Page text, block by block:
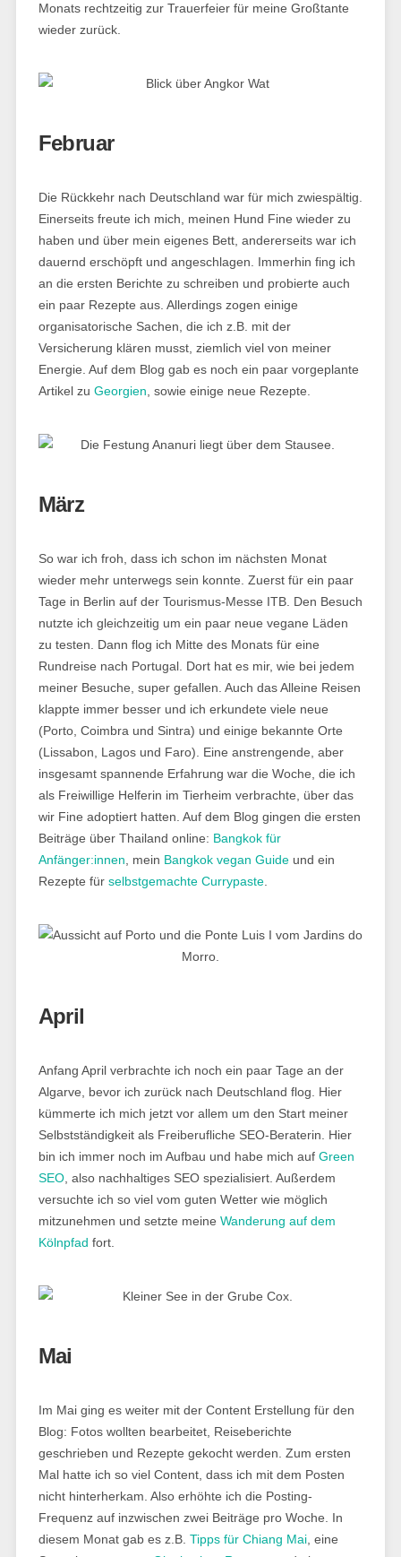
Monats rechtzeitig zur Trauerfeier für meine Großtante
wieder zurück.
Februar
Die Rückkehr nach Deutschland war für mich zwiespältig.
Einerseits freute ich mich, meinen Hund Fine wieder zu
haben und über mein eigenes Bett, andererseits war ich
dauernd erschöpft und angeschlagen. Immerhin fing ich
an die ersten Berichte zu schreiben und probierte auch
ein paar Rezepte aus. Allerdings zogen einige
organisatorische Sachen, die ich z.B. mit der
Versicherung klären musst, ziemlich viel von meiner
Energie. Auf dem Blog gab es noch ein paar vorgeplante
Artikel zu Georgien , sowie einige neue Rezepte.
März
So war ich froh, dass ich schon im nächsten Monat
wieder mehr unterwegs sein konnte. Zuerst für ein paar
Tage in Berlin auf der Tourismus-Messe ITB. Den Besuch
nutzte ich gleichzeitig um ein paar neue vegane Läden
zu testen. Dann flog ich Mitte des Monats für eine
Rundreise nach Portugal. Dort hat es mir, wie bei jedem
meiner Besuche, super gefallen. Auch das Alleine Reisen
klappte immer besser und ich erkundete viele neue
(Porto, Coimbra und Sintra) und einige bekannte Orte
(Lissabon, Lagos und Faro). Eine anstrengende, aber
insgesamt spannende Erfahrung war die Woche, die ich
als Freiwillige Helferin im Tierheim verbrachte, über das
wir Fine adoptiert hatten. Auf dem Blog gingen die ersten
Beiträge über Thailand online: Bangkok für
Anfänger:innen , mein Bangkok vegan Guideund ein
Rezepte für selbstgemachte Currypaste.
April
Anfang April verbrachte ich noch ein paar Tage an der
Algarve, bevor ich zurück nach Deutschland flog. Hier
kümmerte ich mich jetzt vor allem um den Start meiner
Selbstständigkeit als Freiberufliche SEO-Beraterin. Hier
bin ich immer noch im Aufbau und habe mich auf Green
SEO, also nachhaltiges SEO spezialisiert. Außerdem
versuchte ich so viel vom guten Wetter wie möglich
mitzunehmen und setzte meine Wanderung auf dem
Kölnpfad fort.
Mai
Im Mai ging es weiter mit der Content Erstellung für den
Blog: Fotos wollten bearbeitet, Reiseberichte
geschrieben und Rezepte gekocht werden. Zum ersten
Mal hatte ich so viel Content, dass ich mit dem Posten
nicht hinterherkam. Also erhöhte ich die Posting-
Frequenz auf inzwischen zwei Beiträge pro Woche. In
diesem Monat gab es z.B. Tipps für Chiang Mai, eine